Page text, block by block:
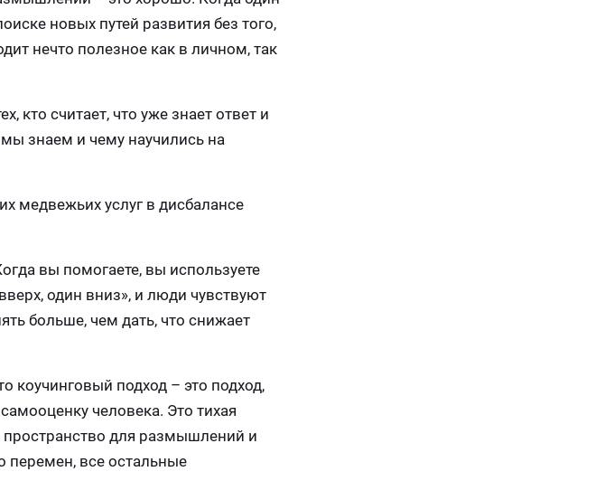
новых путей развития без того,
нечто полезное как в личном, так
кто считает, что уже знает ответ и
знаем и чему научились на
медвежьих услуг в дисбалансе
вы помогаете, вы используете
один вниз», и люди чувствуют
больше, чем дать, что снижает
коучинговый подход – это подход,
человека. Это тихая
пространство для размышлений и
перемен, все остальные